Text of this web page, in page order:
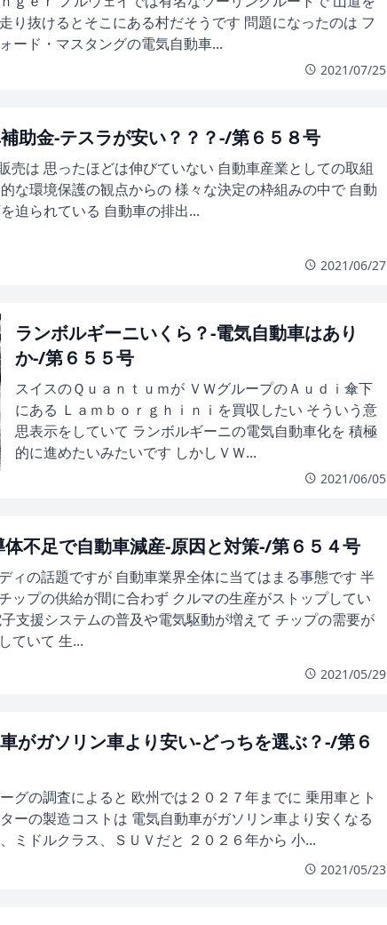
走り抜けるとそこにある村だそうです 問題になったのは フ
ォード・マスタングの電気自動車...
2021/07/25
助金-テスラが安い？？？-/第６５８号
売は 思ったほどは伸びていない 自動車産業としての取組
な環境保護の観点からの 様々な決定の枠組みの中で 自動
迫られている 自動車の排出...
2021/06/27
ランボルギーニいくら？-電気自動車はあり
か-/第６５５号
スイスのＱｕａｎｔｕｍが ＶＷグループのＡｕｄｉ傘下
にある Ｌａｍｂｏｒｇｈｉｎｉを買収したい そういう意
思表示をしていて ランボルギーニの電気自動車化を 積極
的に進めたいみたいです しかしＶＷ...
2021/06/05
体不足で自動車減産-原因と対策-/第６５４号
ィの話題ですが 自動車業界全体に当てはまる事態です 半
ップの供給が間に合わず クルマの生産がストップしてい
支援システムの普及や電気駆動が増えて チップの需要が
ていて 生...
2021/05/29
がガソリン車より安い-どっちを選ぶ？-/第６
グの調査によると 欧州では２０２７年までに 乗用車とト
ーの製造コストは 電気自動車がガソリン車より安くなる
ミドルクラス、ＳＵＶだと ２０２６年から 小...
2021/05/23